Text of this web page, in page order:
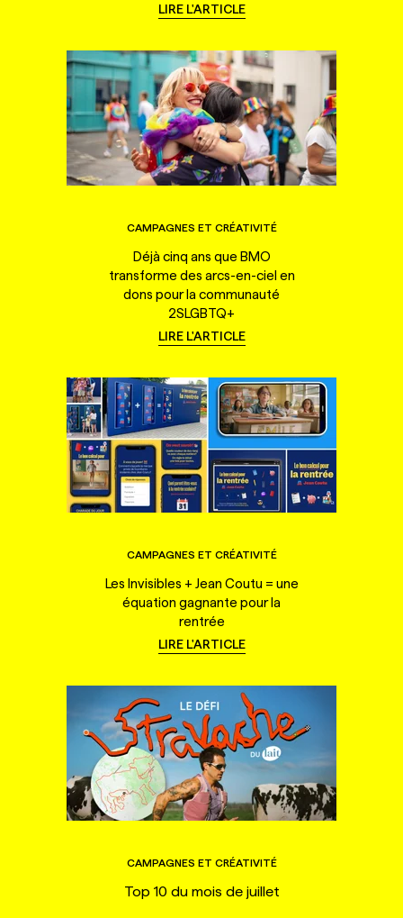
LIRE L'ARTICLE
CAMPAGNES ET CRÉATIVITÉ
Déjà cinq ans que BMO
transforme des arcs-en-ciel en
dons pour la communauté
2SLGBTQ+
LIRE L'ARTICLE
CAMPAGNES ET CRÉATIVITÉ
Les Invisibles + Jean Coutu = une
équation gagnante pour la
rentrée
LIRE L'ARTICLE
CAMPAGNES ET CRÉATIVITÉ
Top 10 du mois de juillet